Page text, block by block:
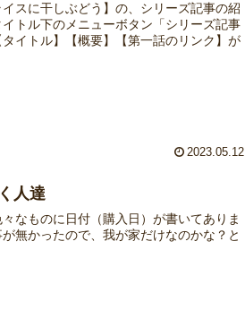
スに干しぶどう】の、シリーズ記事の紹
トル下のメニューボタン「シリーズ記事
イトル】【概要】【第一話のリンク】が
2023.05.12
人達
なものに日付（購入日）が書いてありま
無かったので、我が家だけなのかな？と